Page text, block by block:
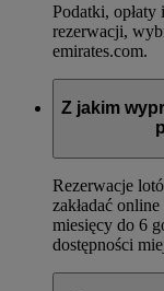
Podatki, opłaty
rezerwacji,
emirates.com.
Z jakim
Rezerwacje
zakładać
miesięcy do 6
dostępności